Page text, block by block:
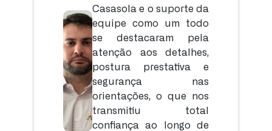
Casasola e o suporte da
equipe como um todo
se destacaram pela
atenção aos detalhes,
postura prestativa e
segurança nas
orientações, o que nos
transmitiu total
confiança ao longo de